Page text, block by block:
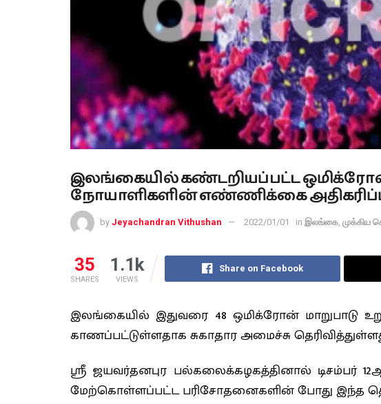
இலங்கையில் கண்டறியப்பட்ட
நோயாளிகளின் எண்ணிக்கை
by Jeyachandran Vithushan 2022/01/01 in இலங்கை முக்கிய
35
SHARES
1.1k
VIEWS
Share on Facebook
இலங்கையில் இதுவரை 48 ஒமிக்ரோன் மாறுபாடு
காணப்பட்டுள்ளதாக சுகாதார அமைச்சு
ஸ்ரீ ஜயவர்தனபுர பல்கலைக்கழகத்தினால் டிசம்பர்
மேற்கொள்ளப்பட்ட பரிசோதனைகளின் போது இந்த